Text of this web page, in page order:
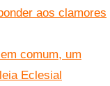
aos clamores
comum, um
Eclesial